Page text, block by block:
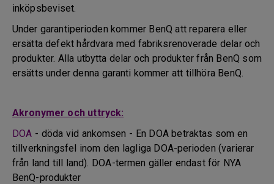
inköpsbeviset.
Under garantiperioden kommer BenQ att reparera eller
ersätta defekt hårdvara med fabriksrenoverade delar och
produkter. Alla utbytta delar och produkter från BenQ som
ersätts under denna garanti kommer att tillhöra BenQ.
Akronymer och uttryck:
DOA - döda vid ankomsen - En DOA betraktas som en
tillverkningsfel inom den lagliga DOA-perioden (varierar
från land till land). DOA-termen gäller endast för NYA
BenQ-produkter